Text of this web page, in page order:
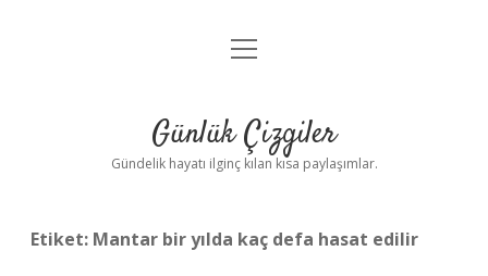
Anasayfa
Yasal Uyarı
menüyü
Günlük Çizgiler
Gündelik hayatı ilginç kılan kısa paylaşımlar.
Etiket: Mantar bir yılda kaç defa hasat edilir